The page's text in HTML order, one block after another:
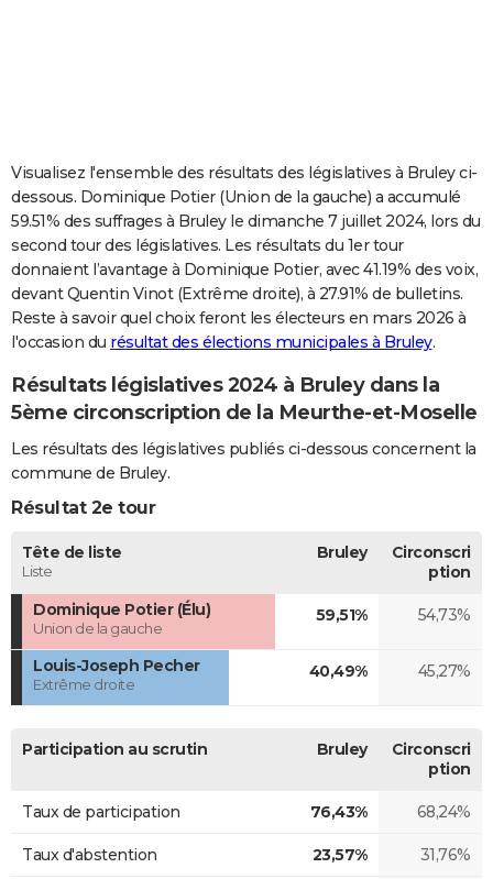
Carte de Noël
Carte Bonne année
Carte Saint-Valentin
Carte Pâques
Carte d'anniversaire
DICTIONNAIRE
Dictionnaire
Biographies
Citations
Expressions
Proverbes
PROGRAMME TV
COPAINS D'AVANT
S'inscrire
Se connecter
Lycées
Collèges
Primaires
Universités
Entreprises
Service militaire
Avis de recherche
AVIS DE DÉCÈS
FORUM
Bricolage
Lifestyle
Culture
Sport
Auto
Television
Voyage
Cinema
Visualisez l'ensemble des résultats des législatives à Bruley ci-
dessous. Dominique Potier (Union de la gauche) a accumulé
59.51% des suffrages à Bruley le dimanche 7 juillet 2024, lors du
second tour des législatives. Les résultats du 1er tour
donnaient l’avantage à Dominique Potier, avec 41.19% des voix,
devant Quentin Vinot (Extrême droite), à 27.91% de bulletins.
Reste à savoir quel choix feront les électeurs en mars 2026 à
l'occasion du résultat des élections municipales à Bruley.
Résultats législatives 2024 à Bruley dans la
5ème circonscription de la Meurthe-et-Moselle
Les résultats des législatives publiés ci-dessous concernent la
commune de Bruley.
Résultat 2e tour
Tête de liste
Liste
Bruley
Circonscri
ption
Dominique Potier (Élu)
Union de la gauche
59,51% 54,73%
Louis-Joseph Pecher
Extrême droite
40,49% 45,27%
Participation au scrutin Bruley
Circonscri
ption
Taux de participation 76,43% 68,24%
Taux d'abstention 23,57% 31,76%